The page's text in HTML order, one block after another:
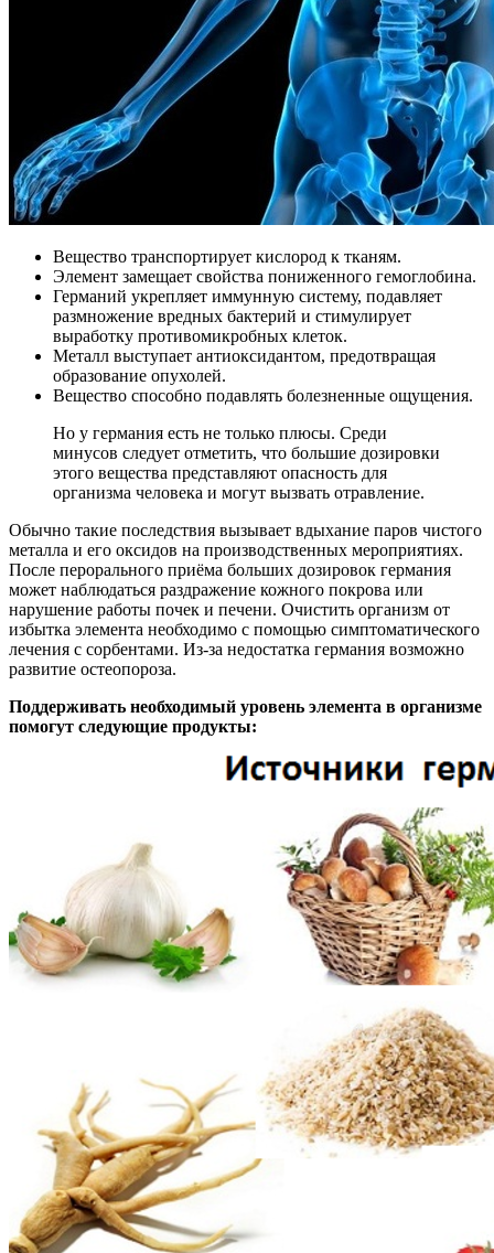
Вещество транспортирует кислород к тканям.
Элемент замещает свойства пониженного гемоглобина.
Германий укрепляет иммунную систему, подавляет
размножение вредных бактерий и стимулирует
выработку противомикробных клеток.
Металл выступает антиоксидантом, предотвращая
образование опухолей.
Вещество способно подавлять болезненные ощущения.
Но у германия есть не только плюсы. Среди
минусов следует отметить, что большие дозировки
этого вещества представляют опасность для
организма человека и могут вызвать отравление.
Обычно такие последствия вызывает вдыхание паров чистого
металла и его оксидов на производственных мероприятиях.
После перорального приёма больших дозировок германия
может наблюдаться раздражение кожного покрова или
нарушение работы почек и печени. Очистить организм от
избытка элемента необходимо с помощью симптоматического
лечения с сорбентами. Из-за недостатка германия возможно
развитие остеопороза.
Поддерживать необходимый уровень элемента в организме
помогут следующие продукты: